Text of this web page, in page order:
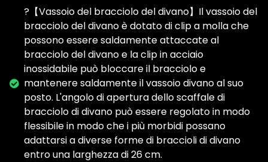
?【Vassoio del bracciolo del divano】Il vassoio del
bracciolo del divano è dotato di clip a molla che
possono essere saldamente attaccate al
bracciolo del divano e la clip in acciaio
inossidabile può bloccare il bracciolo e
mantenere saldamente il vassoio divano al suo
posto. L'angolo di apertura dello scaffale di
bracciolo di divano può essere regolato in modo
flessibile in modo che i più morbidi possano
adattarsi a diverse forme di braccioli di divano
entro una larghezza di 26 cm.